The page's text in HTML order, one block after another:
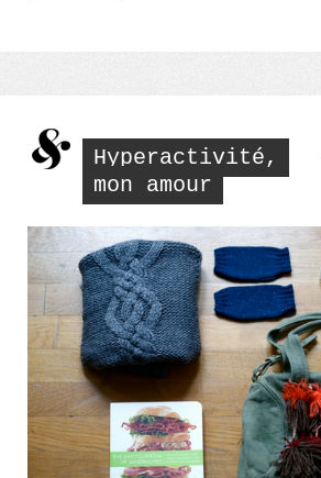
Hyperactivité,
mon amour